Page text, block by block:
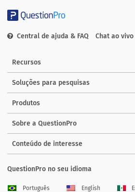
Central de ajuda & FAQ Chat ao vivo
Recursos
Soluções para pesquisas
Produtos
Sobre a QuestionPro
Conteúdo de interesse
QuestionPro no seu idioma
Português English